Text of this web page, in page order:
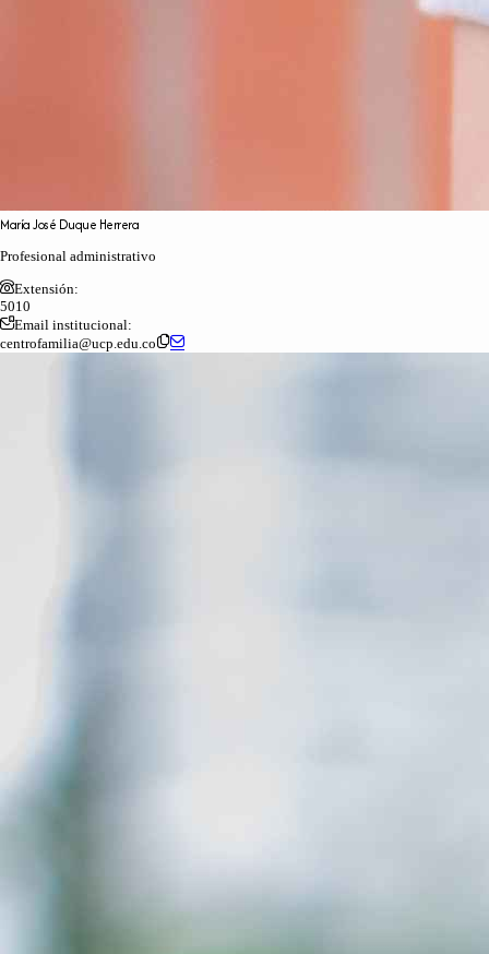
MaríaJosé Duque Herrera
Profesional administrativo
Extensión:
5010
Email institucional:
centrofamilia@ucp.edu.co